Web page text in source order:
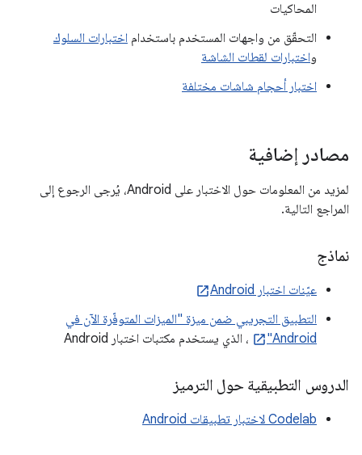
المحاكيات
التحقّق من واجهات المستخدم باستخدام اختبارات السلوك
واختبارات لقطات الشاشة
اختبار أحجام شاشات مختلفة
مصادر إضافية
لمزيد من المعلومات حول الاختبار على Android، يُرجى الرجوع إلى
المراجع التالية.
نماذج
عيّنات اختبار Android
التطبيق التجريبي ضمن ميزة "الميزات المتوفّرة الآن في
Android"
، الذي يستخدم مكتبات اختبار Android
الدروس التطبيقية حول الترميز
Codelab لاختبار تطبيقات Android